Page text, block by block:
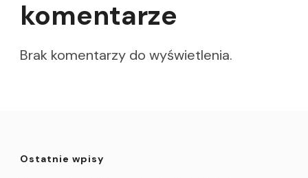
komentarze
Brak komentarzy do wyświetlenia.
Ostatnie wpisy